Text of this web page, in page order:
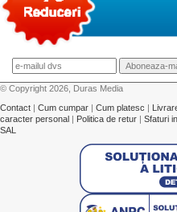
© Copyright 2026, Duras Media
Contact | Cum cumpar | Cum platesc |
caracter personal | Politica de retur | Sfaturi
SAL